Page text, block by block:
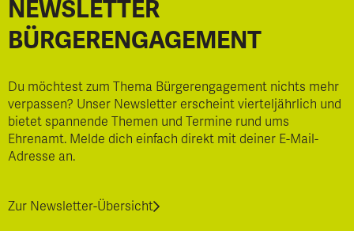
NEWSLETTER
BÜRGERENGAGEMENT
Du möchtest zum Thema Bürgerengagement nichts mehr
verpassen? Unser Newsletter erscheint vierteljährlich und
bietet spannende Themen und Termine rund ums
Ehrenamt. Melde dich einfach direkt mit deiner E-Mail-
Adresse an.
Zur Newsletter-Übersicht